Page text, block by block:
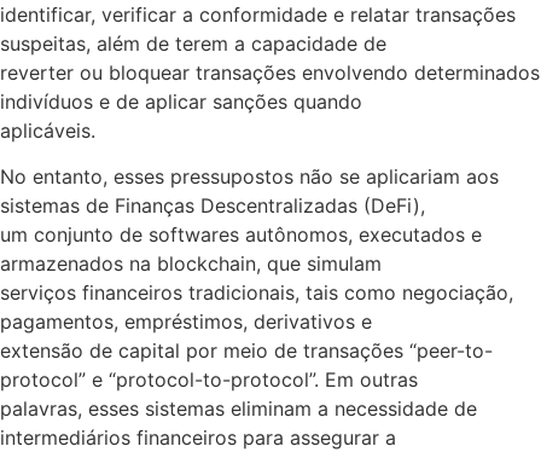
identificar, verificar a conformidade e relatar transações
suspeitas, além de terem a capacidade de
reverter ou bloquear transações envolvendo determinados
indivíduos e de aplicar sanções quando
aplicáveis.
No entanto, esses pressupostos não se aplicariam aos
sistemas de Finanças Descentralizadas (DeFi),
um conjunto de softwares autônomos, executados e
armazenados na blockchain, que simulam
serviços financeiros tradicionais, tais como negociação,
pagamentos, empréstimos, derivativos e
extensão de capital por meio de transações “peer-to-
protocol” e “protocol-to-protocol”. Em outras
palavras, esses sistemas eliminam a necessidade de
intermediários financeiros para assegurar a